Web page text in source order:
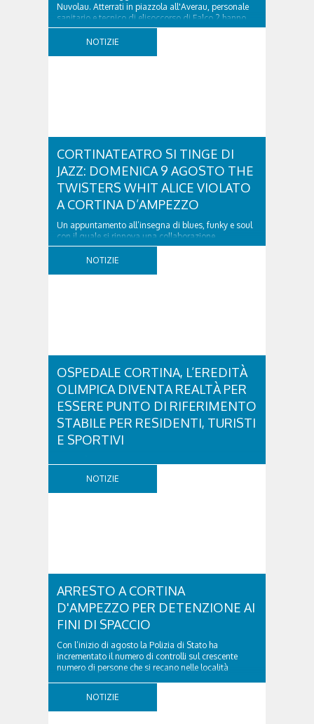
Nuvolau. Atterrati in piazzola all'Averau, personale
sanitario e tecnico di elisoccorso di Falco 2 hanno
raggiunto il 74enne di Teolo...
NOTIZIE
CORTINATEATRO SI TINGE DI
JAZZ: DOMENICA 9 AGOSTO THE
TWISTERS WHIT ALICE VIOLATO
A CORTINA D’AMPEZZO
Un appuntamento all’insegna di blues, funky e soul
con il quale si rinnova una collaborazione
collaudata, quella con il Dolomiti Blues&Soul
Festival. Domenica 9 agosto alle 18.00 in piazza
NOTIZIE
OSPEDALE CORTINA, L’EREDITÀ
OLIMPICA DIVENTA REALTÀ PER
ESSERE PUNTO DI RIFERIMENTO
STABILE PER RESIDENTI, TURISTI
E SPORTIVI
territorio dolomitico. Ospedale Cortina -
struttura parte di GVM Care & Research che durante i
NOTIZIE
ARRESTO A CORTINA
D'AMPEZZO PER DETENZIONE AI
FINI DI SPACCIO
Con l’inizio di agosto la Polizia di Stato ha
incrementato il numero di controlli sul crescente
numero di persone che si recano nelle località
Cortina ha tratto in arresto un cittadino sloveno,
classe...
NOTIZIE